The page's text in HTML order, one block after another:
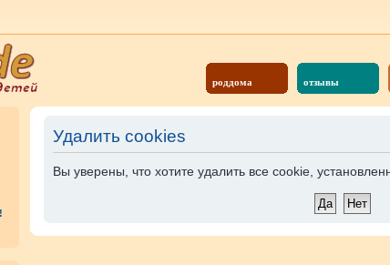
роддома отзывы
Удалить cookies
Вы уверены, что хотите удалить все cookie,